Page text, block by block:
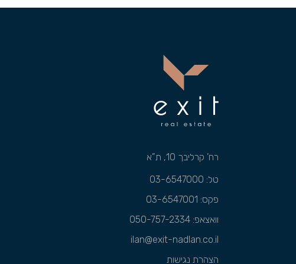
רח’ קרליבך 10, ת”א
טל: 03-6547000
פקס: 03-6547001
וואצאפ:050-757-2334
ilan@exit-nadlan.co.il
הצהרת נגישות